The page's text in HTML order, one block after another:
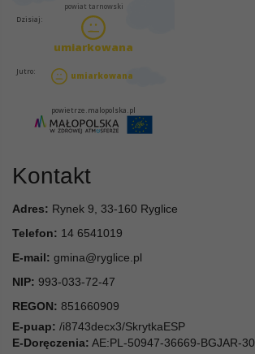
Kontakt
Adres: Rynek 9, 33-160 Ryglice
Telefon: 14 6541019
E-mail: gmina@ryglice.pl
NIP: 993-033-72-47
REGON: 851660909
E-puap: /i8743decx3/SkrytkaESP
E-Doręczenia: AE:PL-50947-36669-BGJAR-30